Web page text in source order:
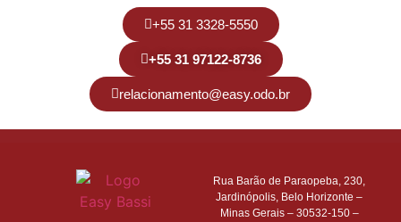
+55 31 3328-5550
+55 31 97122-8736
relacionamento@easy.odo.br
Rua Barão de Paraopeba, 230,
Jardinópolis, Belo Horizonte –
Minas Gerais – 30532-150 –